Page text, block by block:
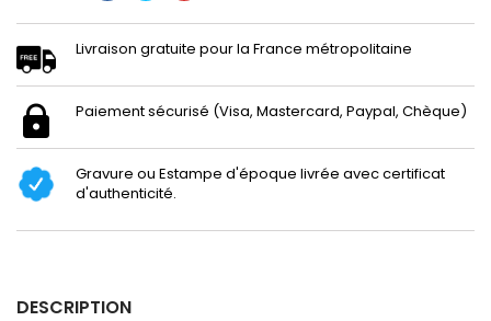
Livraison gratuite pour la France métropolitaine
Paiement sécurisé (Visa, Mastercard, Paypal, Chèque)
Gravure ou Estampe d'époque livrée avec certificat
d'authenticité.
DESCRIPTION